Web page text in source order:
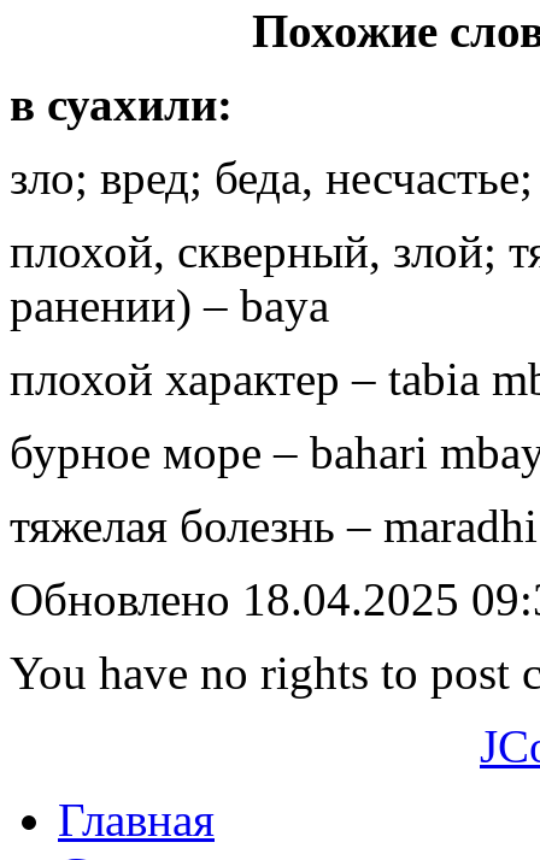
Похожие
в суахили:
зло; вред; беда,
плохой, скверный, злой;
ранении) – baya
плохой характер – tabia
бурное море – bahari
тяжелая болезнь –
Обновлено 18.04.2025
You have no rights to post
Главная